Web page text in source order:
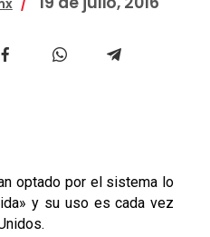
optado por el sistema lo
y su uso es cada vez